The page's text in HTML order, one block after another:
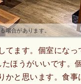
場合があります。
てます。個室になっ
ほうがいいです。
かと思います。食事